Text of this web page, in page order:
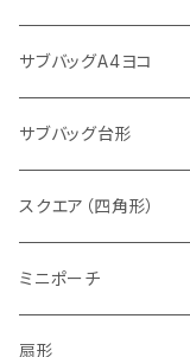
サブバッグA4ヨコ
サブバッグ台形
スクエア（四角形）
ミニポーチ
扇形